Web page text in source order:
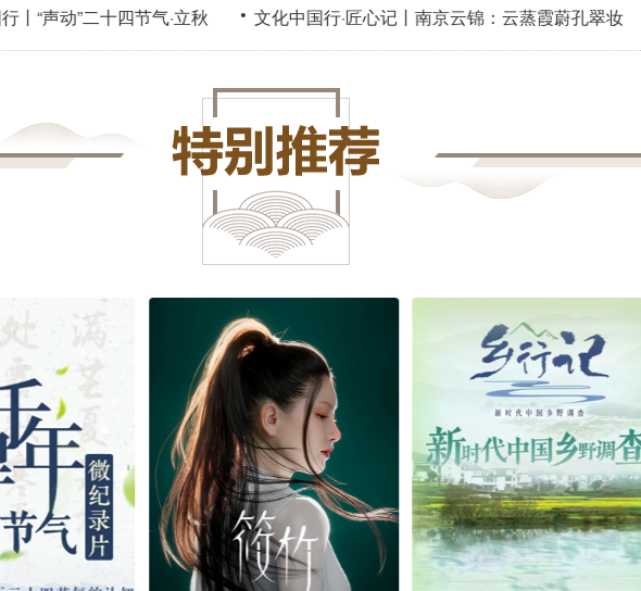
十四节气·立秋 文化中国行·匠心记丨南京云锦：云蒸霞蔚孔翠妆 文化